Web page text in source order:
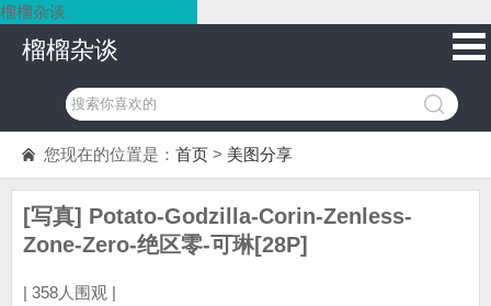
榴榴杂谈
榴榴杂谈
您现在的位置是： 首页 > 美图分享
[写真] Potato-Godzilla-Corin-Zenless-
Zone-Zero-绝区零-可琳[28P]
| 358人围观 |